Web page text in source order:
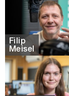
Filip
Meisel